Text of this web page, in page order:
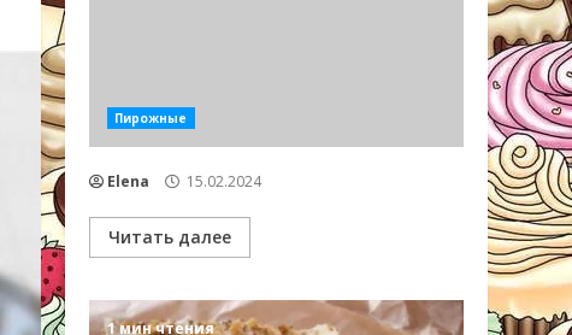
Пирожные
Elena 15.02.2024
Читать далее
1 мин чтения